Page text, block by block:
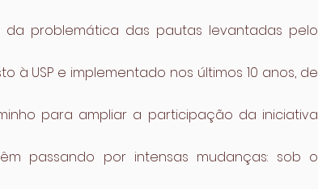
problemática das pautas levantadas pelo
USP e implementado nos últimos 10 anos, de
para ampliar a participação da iniciativa
passando por intensas mudanças: sob o